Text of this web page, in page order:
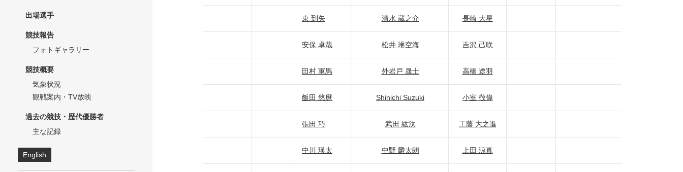
東 到矢 清水 蔵之介 長崎 大星
安保 卓哉 松井 琳空海 吉沢 己咲
田村 軍馬 外岩戸 晟士 高橋 遼羽
飯田 悠麿 Shinichi Suzuki 小室 敬偉
張田 巧 武田 紘汰 工藤 大之進
中川 瑛太 中野 麟太朗 上田 涼真
出場選手
競技報告
フォトギャラリー
競技概要
気象状況
観戦案内・TV放映
過去の競技・歴代優勝者
主な記録
English